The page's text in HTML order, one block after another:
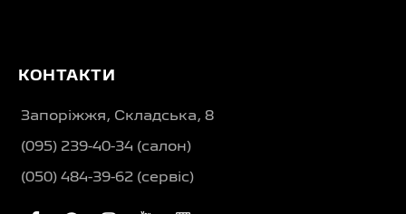
КОНТАКТИ
Запоріжжя, Складська, 8
(095) 239-40-34 (салон)
(050) 484-39-62 (сервіс)